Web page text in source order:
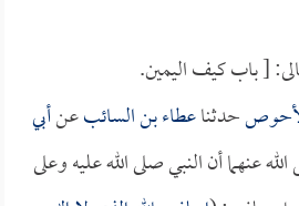
[ باب كيف اليمين.
حدثناعطاء بن السائبعنأبي
عنهما أن النبي صلى الله عليه وعلى